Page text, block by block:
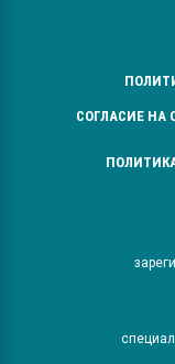
СОГЛАСИЕ НА